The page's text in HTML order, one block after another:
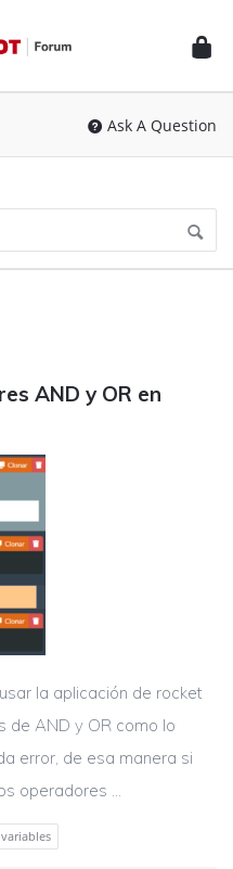
Ask A Question
AND y OR en
la aplicación de rocket
de AND y OR como lo
error, de esa manera si
operadores ...
variables